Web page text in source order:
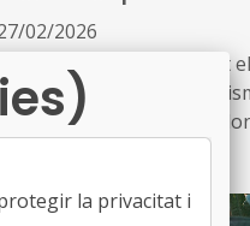
02/2026
dos documents han estat
del Partenariat del
Urbana Europea i
guia sobre l’acció climàtica
la privacitat i